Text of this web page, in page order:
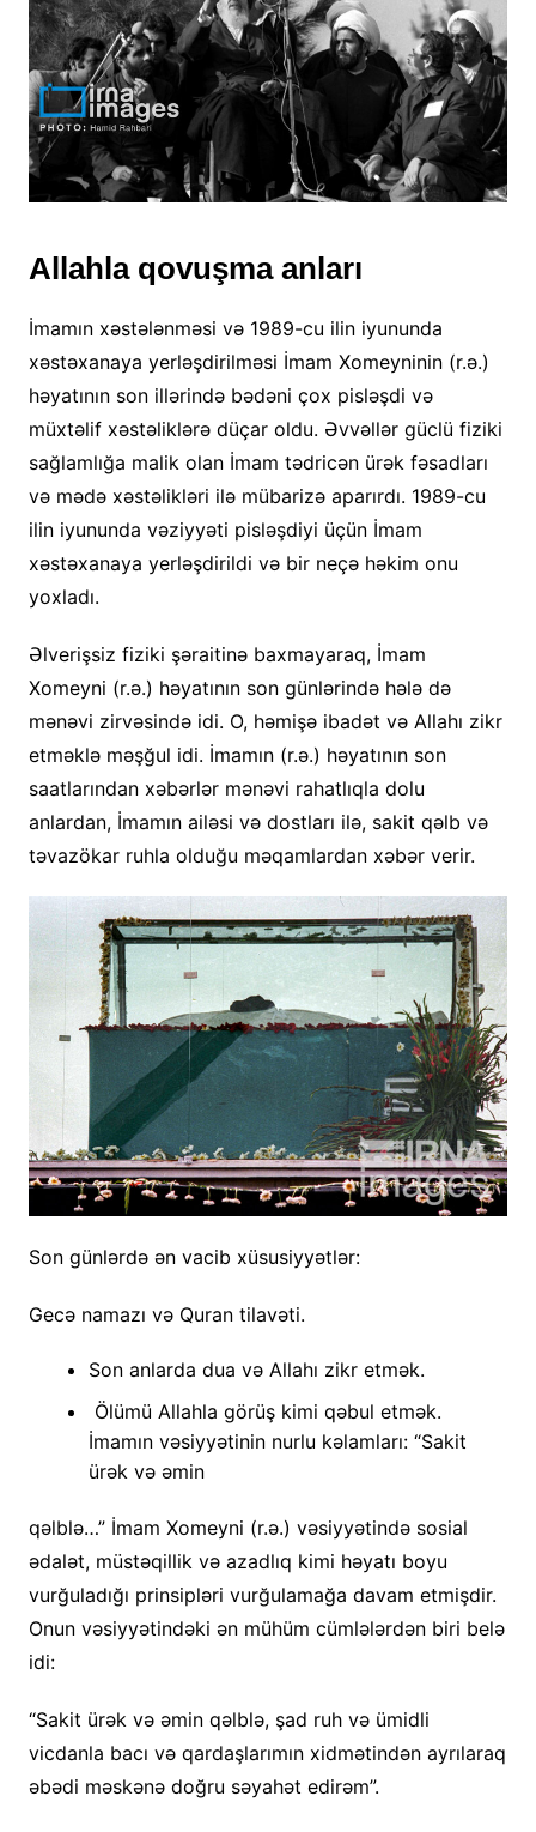
Allahla qovuşma anları
İmamın xəstələnməsi və 1989-cu ilin iyununda
xəstəxanaya yerləşdirilməsi İmam Xomeyninin (r.ə.)
həyatının son illərində bədəni çox pisləşdi və
müxtəlif xəstəliklərə düçar oldu. Əvvəllər güclü fiziki
sağlamlığa malik olan İmam tədricən ürək fəsadları
və mədə xəstəlikləri ilə mübarizə aparırdı. 1989-cu
ilin iyununda vəziyyəti pisləşdiyi üçün İmam
xəstəxanaya yerləşdirildi və bir neçə həkim onu
yoxladı.
Əlverişsiz fiziki şəraitinə baxmayaraq, İmam
Xomeyni (r.ə.) həyatının son günlərində hələ də
mənəvi zirvəsində idi. O, həmişə ibadət və Allahı zikr
etməklə məşğul idi. İmamın (r.ə.) həyatının son
saatlarından xəbərlər mənəvi rahatlıqla dolu
anlardan, İmamın ailəsi və dostları ilə, sakit qəlb və
təvazökar ruhla olduğu məqamlardan xəbər verir.
Son günlərdə ən vacib xüsusiyyətlər:
Gecə namazı və Quran tilavəti.
Son anlarda dua və Allahı zikr etmək.
Ölümü Allahla görüş kimi qəbul etmək.
İmamın vəsiyyətinin nurlu kəlamları: “Sakit
ürək və əmin
qəlblə…” İmam Xomeyni (r.ə.) vəsiyyətində sosial
ədalət, müstəqillik və azadlıq kimi həyatı boyu
vurğuladığı prinsipləri vurğulamağa davam etmişdir.
Onun vəsiyyətindəki ən mühüm cümlələrdən biri belə
idi:
“Sakit ürək və əmin qəlblə, şad ruh və ümidli
vicdanla bacı və qardaşlarımın xidmətindən ayrılaraq
əbədi məskənə doğru səyahət edirəm”.